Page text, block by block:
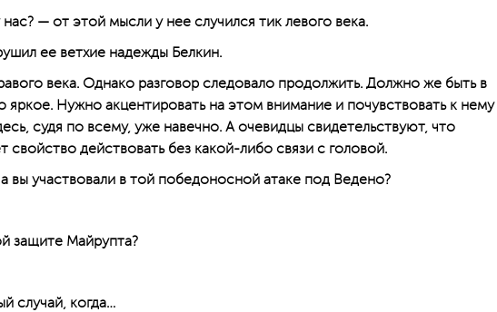
— от этой мысли у нее случился тик левого века.
ее ветхие надежды Белкин.
века. Однако разговор следовало продолжить. Должно же быть в
яркое. Нужно акцентировать на этом внимание и почувствовать к нему
судя по всему, уже навечно. А очевидцы свидетельствуют, что
свойство действовать без какой-либо связи с головой.
вы участвовали в той победоносной атаке под Ведено?
защите Майрупта?
случай, когда…